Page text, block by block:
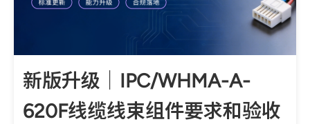
新版升级｜IPC/WHMA-A-
620F线缆线束组件要求和验收